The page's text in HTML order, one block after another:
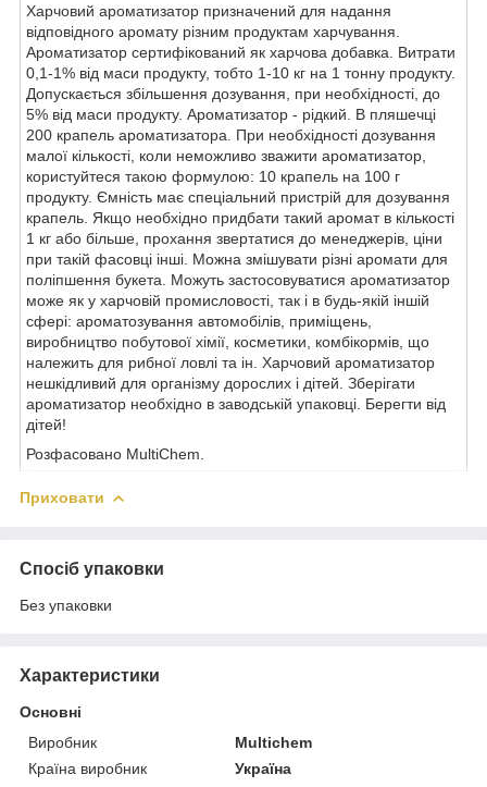
Харчовий ароматизатор призначений для надання
відповідного аромату різним продуктам харчування.
Ароматизатор сертифікований як харчова добавка. Витрати
0,1-1% від маси продукту, тобто 1-10 кг на 1 тонну продукту.
Допускається збільшення дозування, при необхідності, до
5% від маси продукту. Ароматизатор - рідкий. В пляшечці
200 крапель ароматизатора. При необхідності дозування
малої кількості, коли неможливо зважити ароматизатор,
користуйтеся такою формулою: 10 крапель на 100 г
продукту. Ємність має спеціальний пристрій для дозування
крапель. Якщо необхідно придбати такий аромат в кількості
1 кг або більше, прохання звертатися до менеджерів, ціни
при такій фасовці інші. Можна змішувати різні аромати для
поліпшення букета. Можуть застосовуватися ароматизатор
може як у харчовій промисловості, так і в будь-якій іншій
сфері: ароматозування автомобілів, приміщень,
виробництво побутової хімії, косметики, комбікормів, що
належить для рибної ловлі та ін. Харчовий ароматизатор
нешкідливий для організму дорослих і дітей. Зберігати
ароматизатор необхідно в заводській упаковці. Берегти від
дітей!
Розфасовано MultiChem.
Приховати
Спосіб упаковки
Без упаковки
Характеристики
Основні
Виробник
Multichem
Країна виробник
Україна